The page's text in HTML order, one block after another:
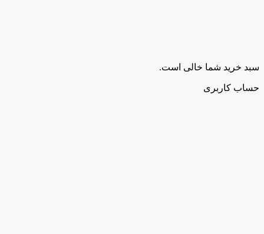
سبد خرید شما خالی است.
حساب کاربری